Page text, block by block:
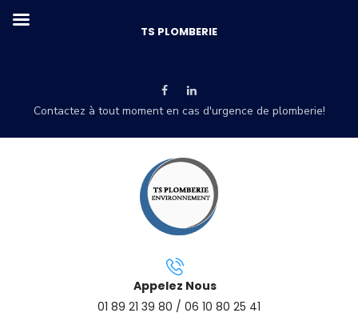
Contactez à tout moment en cas d'urgence de plomberie!
Appelez Nous
01 89 21 39 80 / 06 10 80 25 41
TS PLOMBERIE